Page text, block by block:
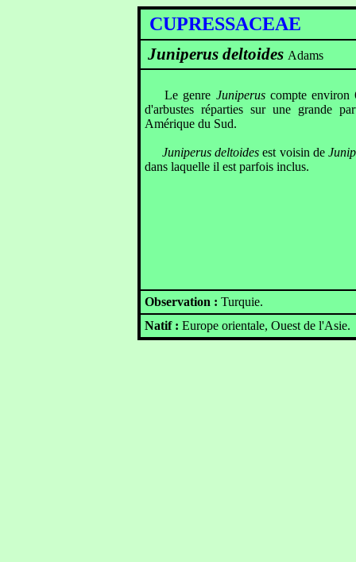
CUPRESSACEAE
Juniperus deltoides Adams
Le genre Juniperuscompte environ
d'arbustes réparties sur une grande
Amérique du Sud.
Juniperus deltoides est voisin de
dans laquelle il est parfois inclus.
Observation : Turquie.
Natif : Europe orientale, Ouest de l'Asie.